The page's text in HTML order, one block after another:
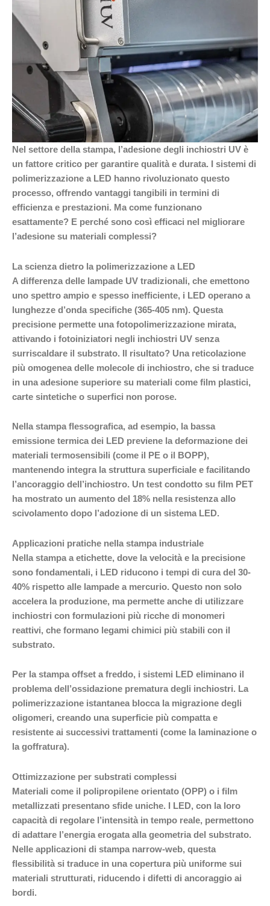
Nel settore della stampa, l’adesione degli inchiostri UV è
un fattore critico per garantire qualità e durata. I sistemi di
polimerizzazione a LED hanno rivoluzionato questo
processo, offrendo vantaggi tangibili in termini di
efficienza e prestazioni. Ma come funzionano
esattamente? E perché sono così efficaci nel migliorare
l’adesione su materiali complessi?
La scienza dietro la polimerizzazione a LED
A differenza delle lampade UV tradizionali, che emettono
uno spettro ampio e spesso inefficiente, i LED operano a
lunghezze d’onda specifiche (365-405 nm). Questa
precisione permette una fotopolimerizzazione mirata,
attivando i fotoiniziatori negli inchiostri UV senza
surriscaldare il substrato. Il risultato? Una reticolazione
più omogenea delle molecole di inchiostro, che si traduce
in una adesione superiore su materiali come film plastici,
carte sintetiche o superfici non porose.
Nella stampa flessografica, ad esempio, la bassa
emissione termica dei LED previene la deformazione dei
materiali termosensibili (come il PE o il BOPP),
mantenendo integra la struttura superficiale e facilitando
l’ancoraggio dell’inchiostro. Un test condotto su film PET
ha mostrato un aumento del 18% nella resistenza allo
scivolamento dopo l’adozione di un sistema LED.
Applicazioni pratiche nella stampa industriale
Nella stampa a etichette, dove la velocità e la precisione
sono fondamentali, i LED riducono i tempi di cura del 30-
40% rispetto alle lampade a mercurio. Questo non solo
accelera la produzione, ma permette anche di utilizzare
inchiostri con formulazioni più ricche di monomeri
reattivi, che formano legami chimici più stabili con il
substrato.
Per la stampa offset a freddo, i sistemi LED eliminano il
problema dell’ossidazione prematura degli inchiostri. La
polimerizzazione istantanea blocca la migrazione degli
oligomeri, creando una superficie più compatta e
resistente ai successivi trattamenti (come la laminazione o
la goffratura).
Ottimizzazione per substrati complessi
Materiali come il polipropilene orientato (OPP) o i film
metallizzati presentano sfide uniche. I LED, con la loro
capacità di regolare l’intensità in tempo reale, permettono
di adattare l’energia erogata alla geometria del substrato.
Nelle applicazioni di stampa narrow-web, questa
flessibilità si traduce in una copertura più uniforme sui
materiali strutturati, riducendo i difetti di ancoraggio ai
bordi.